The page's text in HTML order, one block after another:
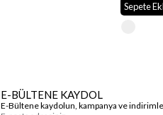
Sepete
E-BÜLTENE KAYDOL
E-Bültene kaydolun, kampanya ve